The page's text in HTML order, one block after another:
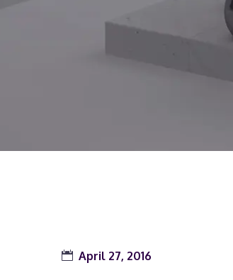
April 27, 2016